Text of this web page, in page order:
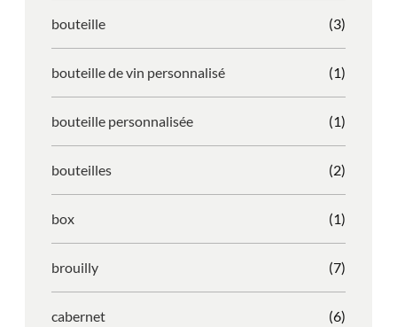
bouteille (3)
bouteille de vin personnalisé (1)
bouteille personnalisée (1)
bouteilles (2)
box (1)
brouilly (7)
cabernet (6)